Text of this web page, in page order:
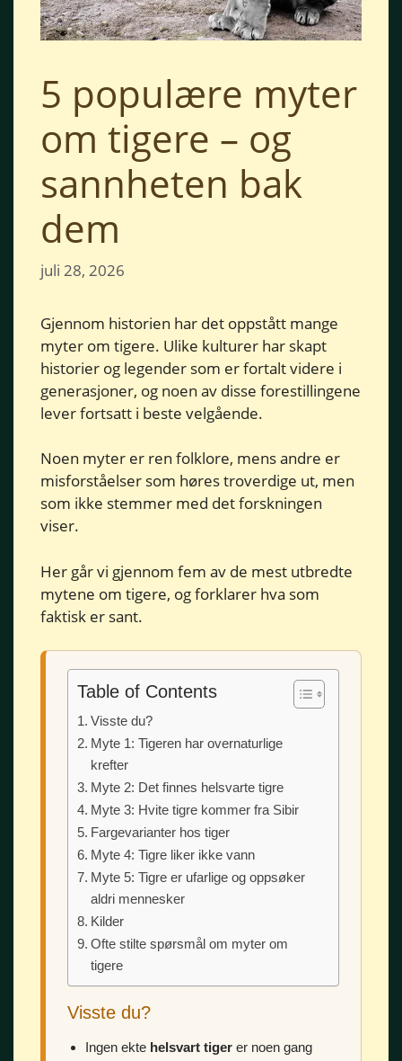
5 populære myter
om tigere – og
sannheten bak
dem
juli 28, 2026
Gjennom historien har det oppstått mange
myter om tigere. Ulike kulturer har skapt
historier og legender som er fortalt videre i
generasjoner, og noen av disse forestillingene
lever fortsatt i beste velgående.
Noen myter er ren folklore, mens andre er
misforståelser som høres troverdige ut, men
som ikke stemmer med det forskningen
viser.
Her går vi gjennom fem av de mest utbredte
mytene om tigere, og forklarer hva som
faktisk er sant.
Table of Contents
Visste du?
Myte 1: Tigeren har overnaturlige
krefter
Myte 2: Det finnes helsvarte tigre
Myte 3: Hvite tigre kommer fra Sibir
Fargevarianter hos tiger
Myte 4: Tigre liker ikke vann
Myte 5: Tigre er ufarlige og oppsøker
aldri mennesker
Kilder
Ofte stilte spørsmål om myter om
tigere
Visste du?
Ingen ekte helsvart tiger er noen gang